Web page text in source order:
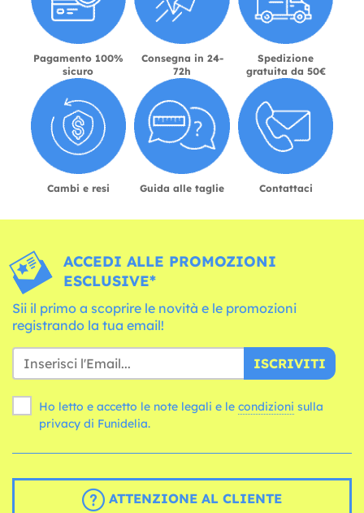
Pagamento 100%
sicuro
Consegna in 24-
72h
Spedizione
gratuita da 50€
Cambi e resi Guida alle taglie Contattaci
ACCEDI ALLE PROMOZIONI
ESCLUSIVE*
Sii il primo a scoprire le novità e le promozioni
registrando la tua email!
ISCRIVITI
Ho letto e accetto le note legali e le condizioni
privacy di Funidelia.
ATTENZIONE AL CLIENTE